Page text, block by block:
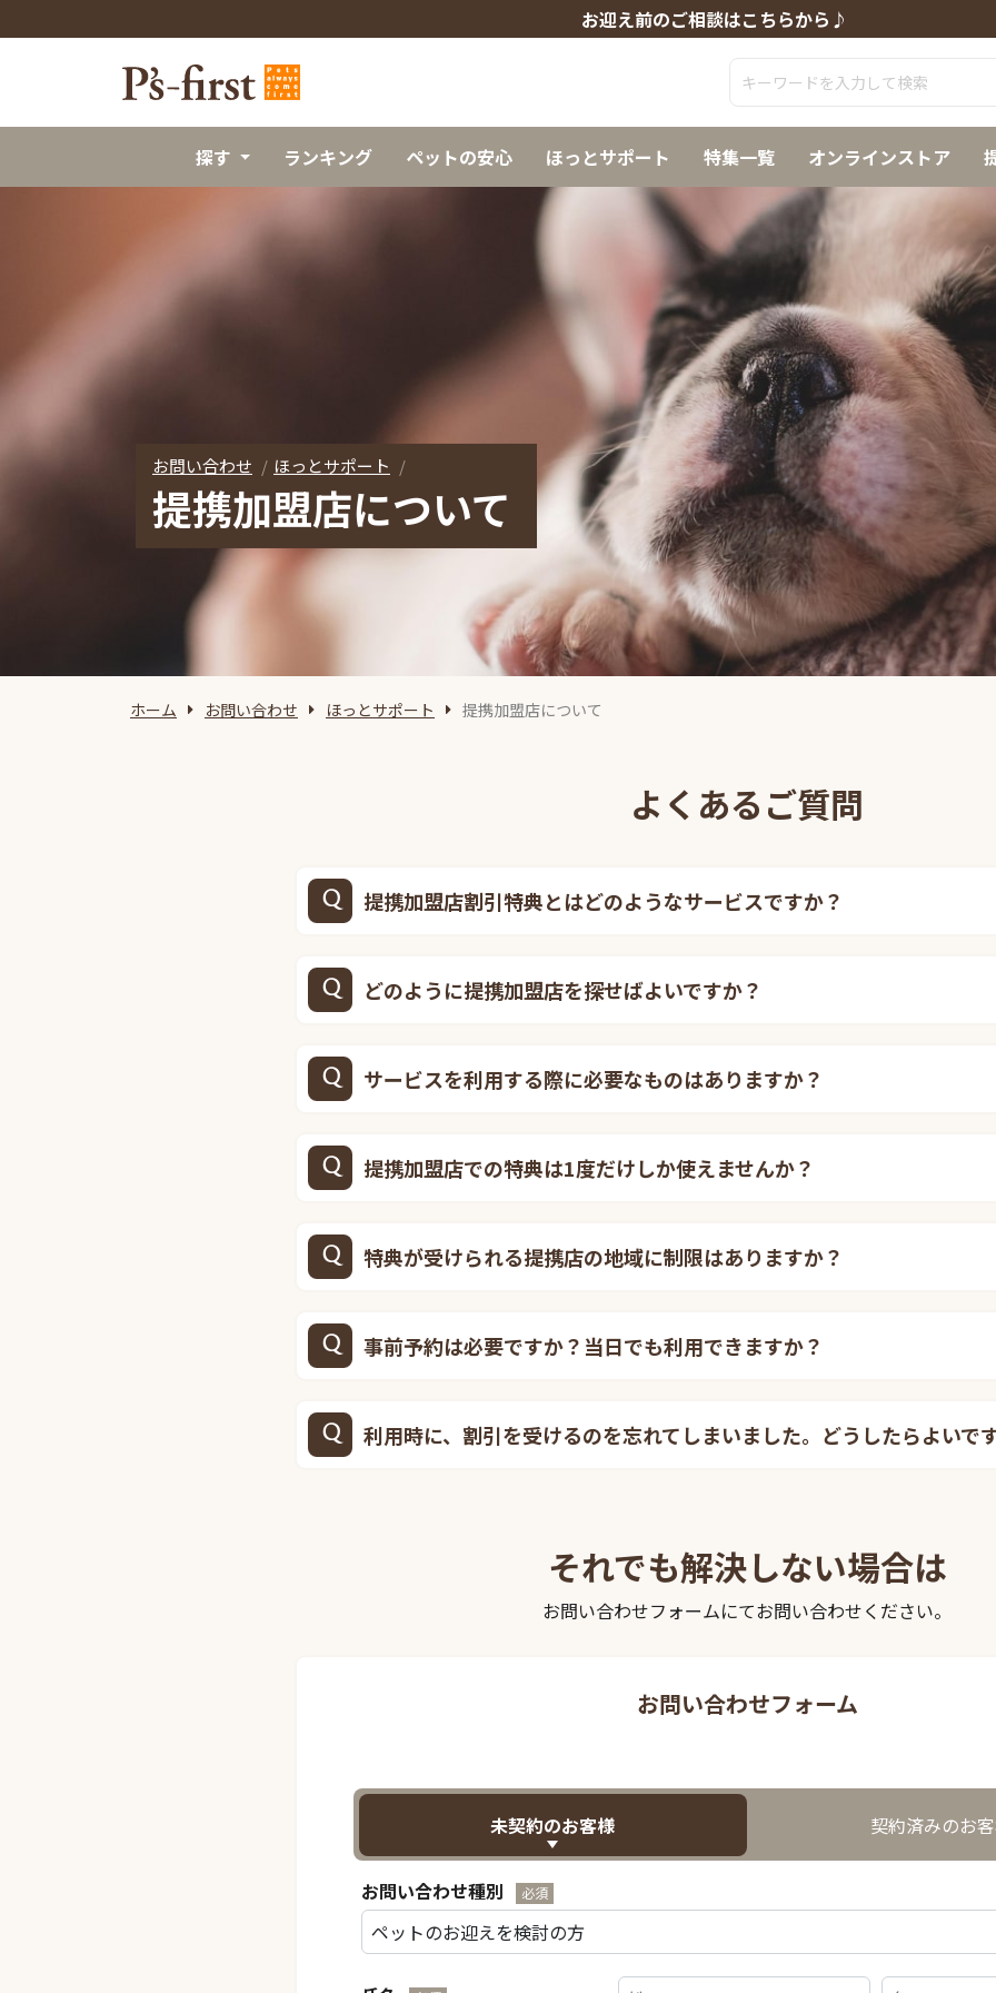
お迎え前のご相談はこちらから♪
探す ランキング ペットの安心 ほっとサポート 特集一覧 オンラインストア
お問い合わせ ほっとサポート
提携加盟店について
ホーム お問い合わせ ほっとサポート 提携加盟店について
よくあるご質問
提携加盟店割引特典とはどのようなサービスですか？
どのように提携加盟店を探せばよいですか？
サービスを利用する際に必要なものはありますか？
提携加盟店での特典は1度だけしか使えませんか？
特典が受けられる提携店の地域に制限はありますか？
事前予約は必要ですか？当日でも利用できますか？
利用時に、割引を受けるのを忘れてしまいました。どうしたらよいで
それでも解決しない場合は
お問い合わせフォームにてお問い合わせください。
お問い合わせフォーム
未契約のお客様 契約済みのお
お問い合わせ種別 必須